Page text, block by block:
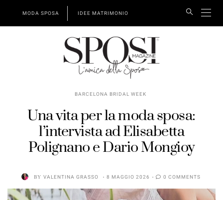
MODA SPOSA IDEE MATRIMONIO
BARCELONA BRIDAL WEEK
Una vita per la moda sposa:
l’intervista ad Elisabetta
Polignano e Dario Mongioy
BY VALENTINA GRASSO 8 MAGGIO 2026 0 COMMENTS